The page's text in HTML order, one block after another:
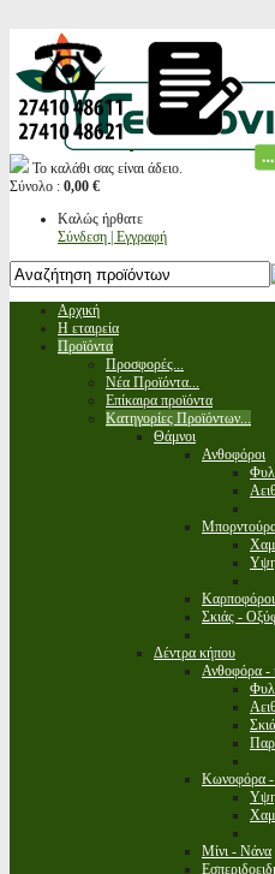
Το καλάθι σας είναι άδειο.
Σύνολο : 0,00 €
Καλώς ήρθατε
Σύνδεση | Εγγραφή
Αρχική
Η εταιρεία
Προϊόντα
Προσφορές...
Νέα Προϊόντα...
Επίκαιρα προϊόντα
Κατηγορίες Προϊόντων...
Θάμνοι
Ανθοφόροι
Σκιάς -
Δέντρα κήπου
Ανθοφόρα -
Κωνοφόρα -
Μίνι - Νάνα